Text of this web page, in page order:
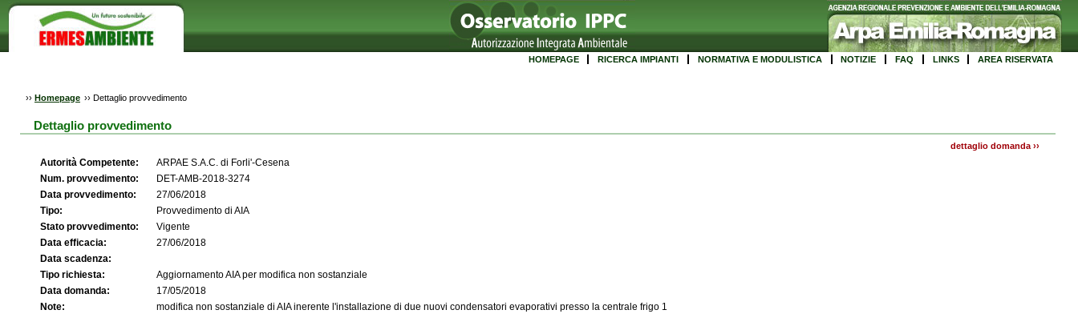
HOMEPAGE RICERCA IMPIANTI NORMATIVA E MODULISTICA NOTIZIE FAQ LINKS AREA RISERVATA
›› Homepage ›› Dettaglio provvedimento
Dettaglio provvedimento
dettaglio domanda ››
Autorità Competente:
ARPAE S.A.C. di Forli'-Cesena
Num. provvedimento:
DET-AMB-2018-3274
Data provvedimento:
27/06/2018
Tipo:
Provvedimento di AIA
Stato provvedimento:
Vigente
Data efficacia:
27/06/2018
Data scadenza:
Tipo richiesta:
Aggiornamento AIA per modifica non sostanziale
Data domanda:
17/05/2018
Note:
modifica non sostanziale di AIA inerente l'installazione di due nuovi condensatori evaporativi presso la centrale frigo 1